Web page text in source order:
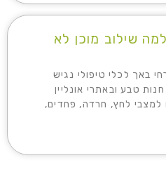
שילוב מוכן לא
באך לכלי טיפולי נגיש
טבע ובאתרי אונליין
למצבי לחץ, חרדה, פחדים,